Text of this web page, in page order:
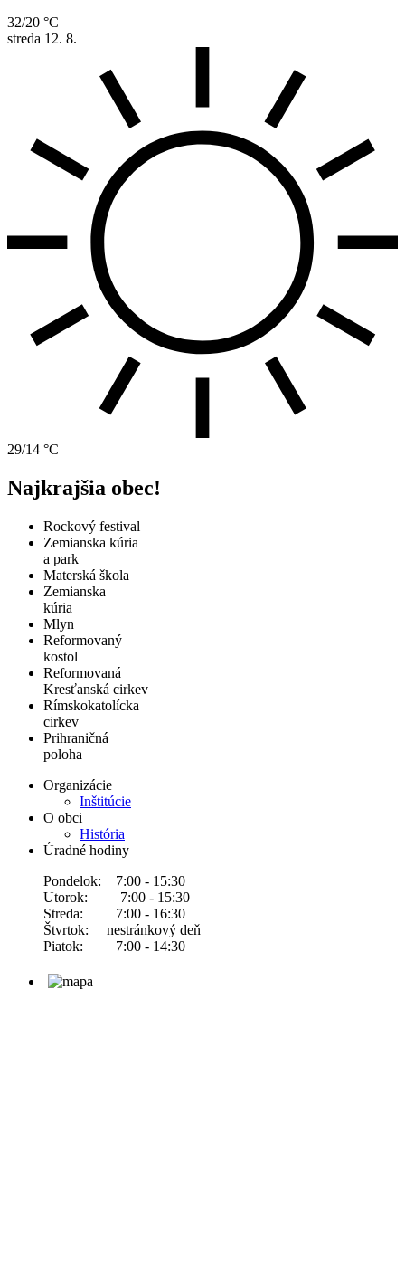
32/20 °C
streda 12. 8.
29/14 °C
Najkrajšia obec!
Rockový festival
Zemianska kúria
a park
Materská škola
Zemianska
kúria
Mlyn
Reformovaný
kostol
Reformovaná
Kresťanská cirkev
Rímskokatolícka
cirkev
Prihraničná
poloha
Organizácie
Inštitúcie
O obci
História
Úradné hodiny
Pondelok: 7:00 - 15:30
Utorok: 7:00 - 15:30
Streda: 7:00 - 16:30
Štvrtok: nestránkový deň
Piatok: 7:00 - 14:30